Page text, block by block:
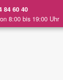
84 60 40
8:00 bis 19:00 Uhr